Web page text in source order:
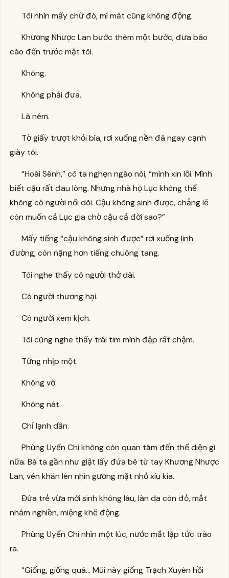
Tôi nhìn mấy chữ đó, mí mắt cũng không động.
Khương Nhược Lan bước thêm một bước, đưa báo
cáo đến trước mặt tôi.
Không.
Không phải đưa.
Là ném.
Tờ giấy trượt khỏi bìa, rơi xuống nền đá ngay cạnh
giày tôi.
“Hoài Sênh,” cô ta nghẹn ngào nói, “mình xin lỗi. Mình
biết cậu rất đau lòng. Nhưng nhà họ Lục không thể
không có người nối dõi. Cậu không sinh được, chẳng lẽ
còn muốn cả Lục gia chờ cậu cả đời sao?”
Mấy tiếng “cậu không sinh được” rơi xuống linh
đường, còn nặng hơn tiếng chuông tang.
Tôi nghe thấy có người thở dài.
Có người thương hại.
Có người xem kịch.
Tôi cũng nghe thấy trái tim mình đập rất chậm.
Từng nhịp một.
Không vỡ.
Không nát.
Chỉ lạnh dần.
Phùng Uyển Chi không còn quan tâm đến thể diện gì
nữa. Bà ta gần như giật lấy đứa bé từ tay Khương Nhược
Lan, vén khăn lên nhìn gương mặt nhỏ xíu kia.
Đứa trẻ vừa mới sinh không lâu, làn da còn đỏ, mắt
nhắm nghiền, miệng khẽ động.
Phùng Uyển Chi nhìn một lúc, nước mắt lập tức trào
ra.
“Giống, giống quá… Mũi này giống Trạch Xuyên hồi